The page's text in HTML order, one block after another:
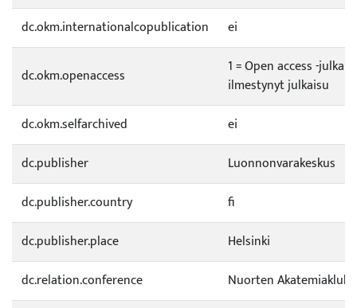
dc.okm.internationalcopublication
ei
dc.okm.openaccess
1 = Open access -
ilmestynyt julkaisu
dc.okm.selfarchived
ei
dc.publisher
Luonnonvarakeskus
dc.publisher.country
fi
dc.publisher.place
Helsinki
dc.relation.conference
Nuorten Akatemiaklubi